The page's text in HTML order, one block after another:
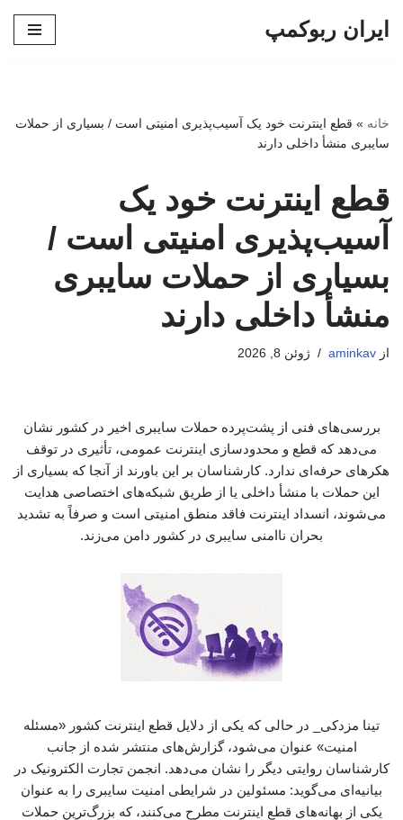
ایران ربوکمپ
خانه » قطع اینترنت خود یک آسیب‌پذیری امنیتی است / بسیاری از حملات
سایبری منشأ داخلی دارند
قطع اینترنت خود یک
آسیب‌پذیری امنیتی است /
بسیاری از حملات سایبری
منشأ داخلی دارند
از aminkav ژوئن 8, 2026
بررسی‌های فنی از پشت‌پرده حملات سایبری اخیر در کشور نشان
می‌دهد که قطع و محدودسازی اینترنت عمومی، تأثیری در توقف
هکرهای حرفه‌ای ندارد. کارشناسان بر این باورند از آنجا که بسیاری از
این حملات با منشأ داخلی یا از طریق شبکه‌های اختصاصی هدایت
می‌شوند، انسداد اینترنت فاقد منطق امنیتی است و صرفاً به تشدید
بحران ناامنی سایبری در کشور دامن می‌زند.
تینا مزدکی_ در حالی که یکی از دلایل قطع اینترنت کشور «مسئله
امنیت» عنوان می‌شود، گزارش‌های منتشر شده از جانب
کارشناسان روایتی دیگر را نشان می‌دهد. انجمن تجارت الکترونیک در
بیانیه‌ای می‌گوید: مسئولین در شرایطی امنیت سایبری را به عنوان
یکی از بهانه‌های قطع اینترنت مطرح می‌کنند، که بزرگ‌ترین حملات